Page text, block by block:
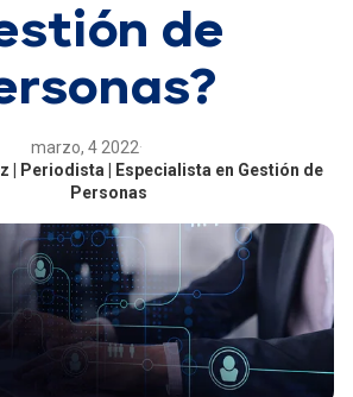
de
marzo, 4 2022·
| Periodista | Especialista en Gestión de
Personas